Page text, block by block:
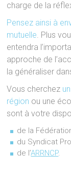
charge de la
Pensez ainsi à
mutuelle. Plus
entendra
approche de
la généraliser
Vous cherchez
région ou une
sont à votre
de la
du Syndicat
de l’ARRNCP.